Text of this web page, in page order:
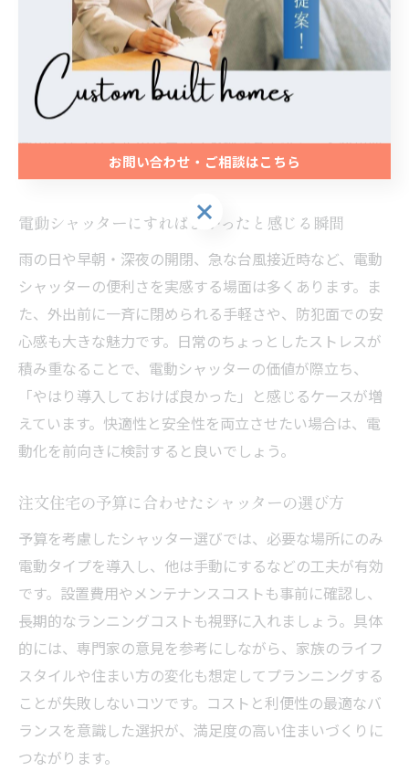
す。特に高齢になったり、家族の生活リズムが変わった
際に「最初から電動にしておけばよかった」という声が
目立ちます。一方で、設置コストを重視して手動を選
び、特に不便を感じていない家庭も存在します。後悔し
にくい選択をするためには、将来を見据えた利便性と、
今の生活スタイルのバランスを踏まえて選ぶことが重要
電動シャッターにすればよかったと感じる瞬間
雨の日や早朝・深夜の開閉、急な台風接近時など、電動
シャッターの便利さを実感する場面は多くあります。ま
た、外出前に一斉に閉められる手軽さや、防犯面での安
心感も大きな魅力です。日常のちょっとしたストレスが
積み重なることで、電動シャッターの価値が際立ち、
「やはり導入しておけば良かった」と感じるケースが増
えています。快適性と安全性を両立させたい場合は、電
動化を前向きに検討すると良いでしょう。
注文住宅の予算に合わせたシャッターの選び方
予算を考慮したシャッター選びでは、必要な場所にのみ
電動タイプを導入し、他は手動にするなどの工夫が有効
です。設置費用やメンテナンスコストも事前に確認し、
長期的なランニングコストも視野に入れましょう。具体
的には、専門家の意見を参考にしながら、家族のライフ
スタイルや住まい方の変化も想定してプランニングする
ことが失敗しないコツです。コストと利便性の最適なバ
ランスを意識した選択が、満足度の高い住まいづくりに
つながります。
お問い合わせ・ご相談はこちら
お問い合わせ・ご相談はこちら